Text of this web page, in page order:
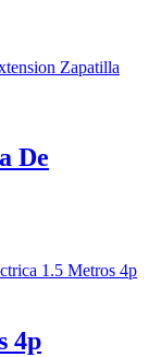
De
4p